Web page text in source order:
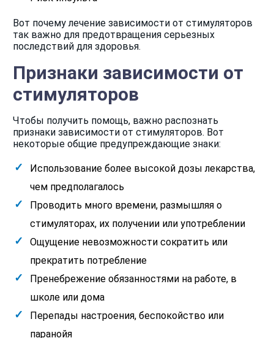
Вот почему лечение зависимости от стимуляторов
так важно для предотвращения серьезных
последствий для здоровья.
Признаки зависимости от
стимуляторов
Чтобы получить помощь, важно распознать
признаки зависимости от стимуляторов. Вот
некоторые общие предупреждающие знаки:
Использование более высокой дозы лекарства,
чем предполагалось
Проводить много времени, размышляя о
стимуляторах, их получении или употреблении
Ощущение невозможности сократить или
прекратить потребление
Пренебрежение обязанностями на работе, в
школе или дома
Перепады настроения, беспокойство или
паранойя